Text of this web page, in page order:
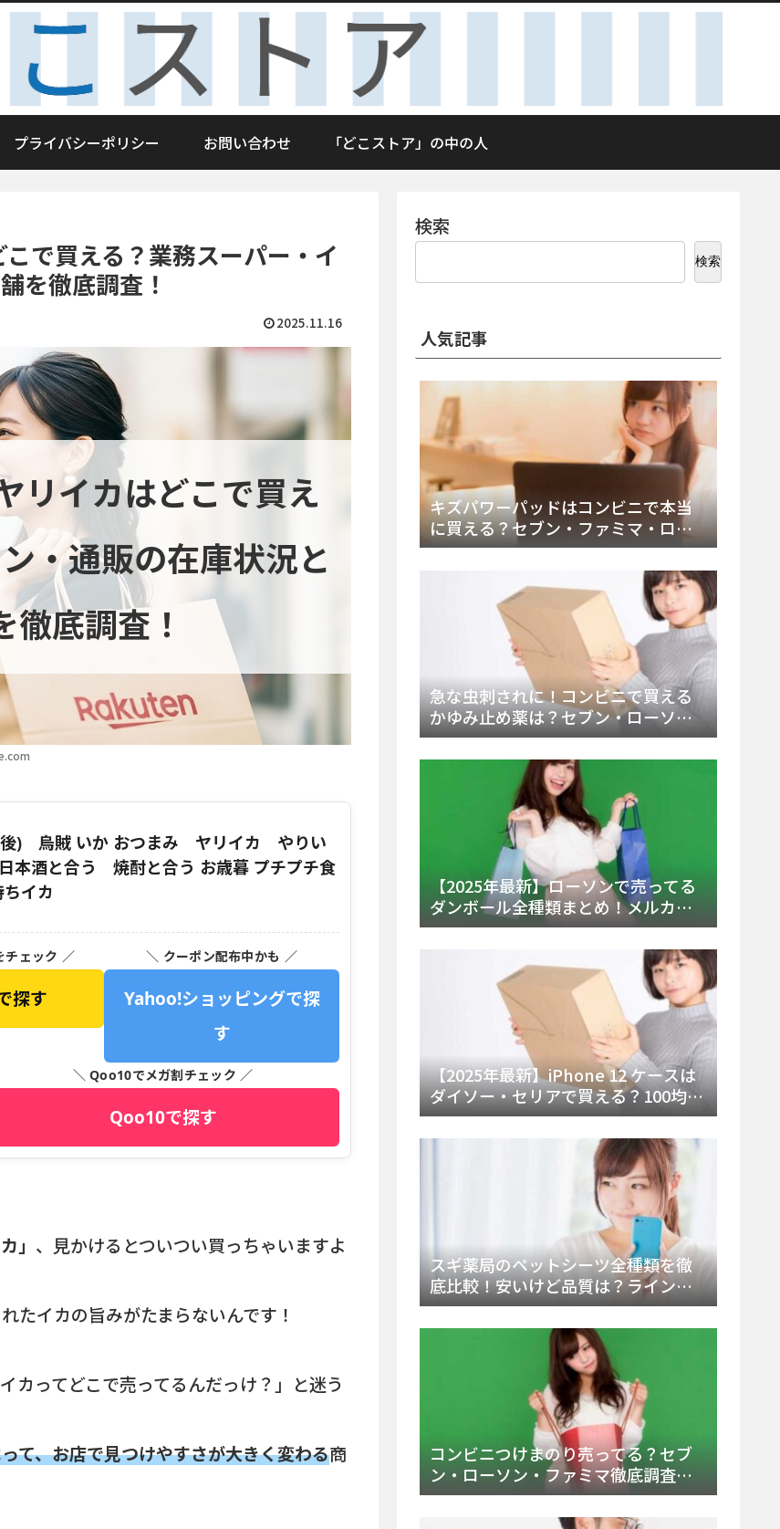
プライバシーポリシー お問い合わせ 「どこストア」の中の人
で買える？業務スーパー・イ
を徹底調査！
2025.11.16
リイカはどこで買え
・通販の在庫状況と
底調査！
後) 烏賊 いか おつまみ ヤリイカ やりい
酒と合う 焼酎と合う お歳暮 プチプチ食
イカ
チェック ／
探す
＼ クーポン配布中かも ／
Yahoo!ショッピングで探
す
＼ Qoo10でメガ割チェック ／
Qoo10で探す
」 、見かけるとついつい買っちゃいますよ
たイカの旨みがたまらないんです！
カってどこで売ってるんだっけ？」と迷う
て、お店で見つけやすさが大きく変わる商
検索
検索
人気記事
キズパワーパッドはコンビニで本当
に買える？セブン・ファミマ・ロー
ソン徹底調査＆値段と種類別販売場
急な虫刺されに！コンビニで買える
かゆみ止め薬は？セブン・ローソ
ン・ファミマの販売状況と定番商品
まとめ
【2025年最新】ローソンで売ってる
ダンボール全種類まとめ！メルカリ
便・ゆうパック対応サイズと価格を
【2025年最新】iPhone 12 ケースは
ダイソー・セリアで買える？100均の
在庫状況と失敗しない選び方を徹底
解説！
スギ薬局のペットシーツ全種類を徹
底比較！安いけど品質は？ラインナ
ップと販売店（Amazon・楽天含む）
をチェック
コンビニつけまのり売ってる？セブ
ン・ローソン・ファミマ徹底調査！
ドンキや薬局、Amazon楽天で買う方